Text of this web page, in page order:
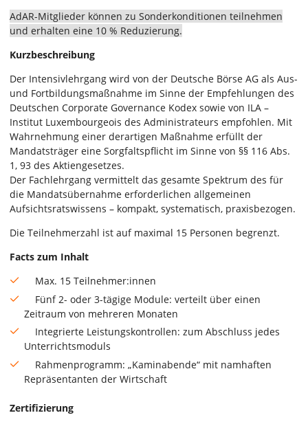
AdAR-Mitglieder können zu Sonderkonditionen teilnehmen
und erhalten eine 10 % Reduzierung.
Kurzbeschreibung
Der Intensivlehrgang wird von der Deutsche Börse AG als Aus-
und Fortbildungsmaßnahme im Sinne der Empfehlungen des
Deutschen Corporate Governance Kodex sowie von ILA –
Institut Luxembourgeois des Administrateurs empfohlen. Mit
Wahrnehmung einer derartigen Maßnahme erfüllt der
Mandatsträger eine Sorgfaltspflicht im Sinne von §§ 116 Abs.
1, 93 des Aktiengesetzes.
Der Fachlehrgang vermittelt das gesamte Spektrum des für
die Mandatsübernahme erforderlichen allgemeinen
Aufsichtsratswissens – kompakt, systematisch, praxisbezogen.
Die Teilnehmerzahl ist auf maximal 15 Personen begrenzt.
Facts zum Inhalt
Max. 15 Teilnehmer:innen
Fünf 2- oder 3-tägige Module: verteilt über einen
Zeitraum von mehreren Monaten
Integrierte Leistungskontrollen: zum Abschluss jedes
Unterrichtsmoduls
Rahmenprogramm: „Kaminabende“ mit namhaften
Repräsentanten der Wirtschaft
Zertifizierung